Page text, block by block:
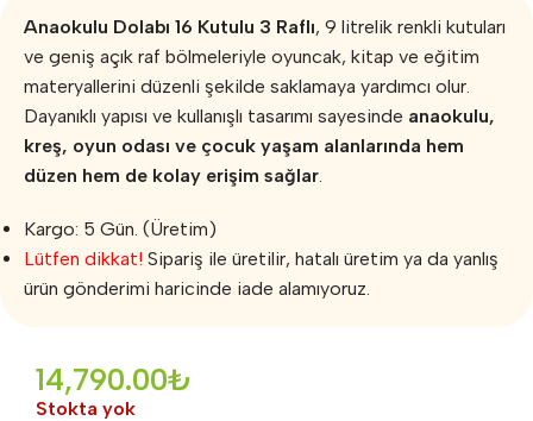
Anaokulu Dolabı 16 Kutulu 3 Raflı, 9 litrelik renkli kutuları
ve geniş açık raf bölmeleriyle oyuncak, kitap ve eğitim
materyallerini düzenli şekilde saklamaya yardımcı olur.
Dayanıklı yapısı ve kullanışlı tasarımı sayesinde anaokulu,
kreş, oyun odası ve çocuk yaşam alanlarında hem
düzen hem de kolay erişim sağlar
Kargo: 5 Gün. (Üretim)
Lütfen dikkat! Sipariş ile üretilir, hatalı üretim ya da yanlış
ürün gönderimi haricinde iade alamıyoruz.
14,790.00₺
Stokta yok